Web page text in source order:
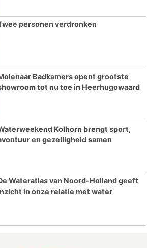
personen verdronken
Badkamers opent grootste
tot nu toe in Heerhugowaard
Kolhorn brengt sport,
en gezelligheid samen
Wateratlas van Noord-Holland geeft
in onze relatie met water